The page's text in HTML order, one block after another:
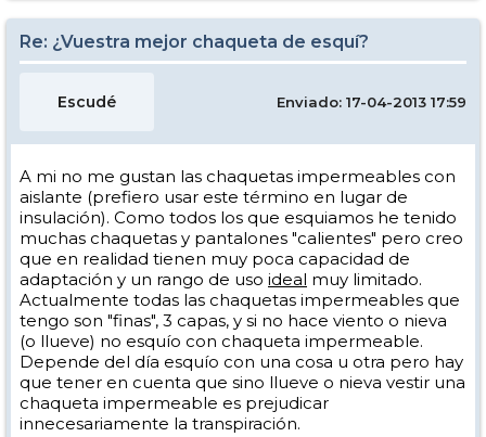
Re: ¿Vuestra mejor chaqueta de esquí?
Escudé Enviado: 17-04-2013 17:59
A mi no me gustan las chaquetas impermeables con
aislante (prefiero usar este término en lugar de
insulación). Como todos los que esquiamos he tenido
muchas chaquetas y pantalones "calientes" pero creo
que en realidad tienen muy poca capacidad de
adaptación y un rango de uso ideal muy limitado.
Actualmente todas las chaquetas impermeables que
tengo son "finas", 3 capas, y si no hace viento o nieva
(o llueve) no esquío con chaqueta impermeable.
Depende del día esquío con una cosa u otra pero hay
que tener en cuenta que sino llueve o nieva vestir una
chaqueta impermeable es prejudicar
innecesariamente la transpiración.